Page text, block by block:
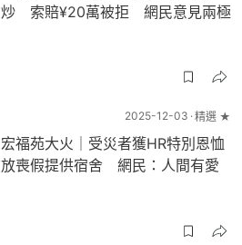
炒 索賠¥20萬被拒 網民意見兩極
2025-12-03 精選 ★
宏福苑大火｜受災者獲HR特別恩恤
放喪假提供宿舍 網民：人間有愛